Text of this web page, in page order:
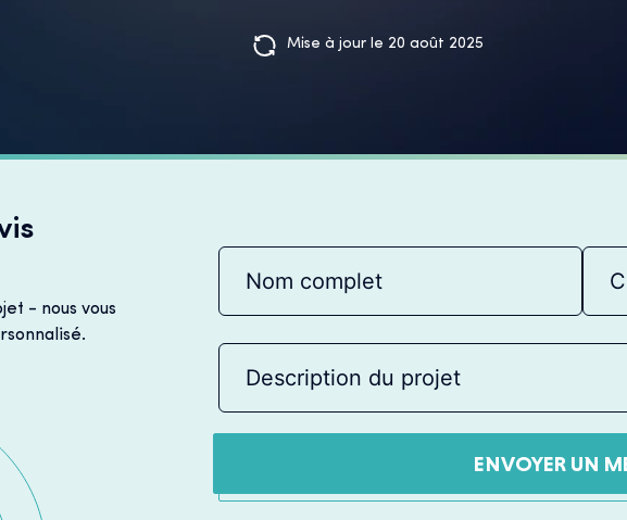
Mise à jour le 20 août 2025
- nous vous
ENVOYER UN